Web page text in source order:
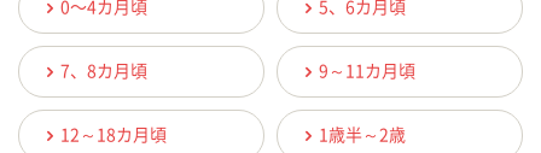
0〜4カ月頃 5、6カ月頃
7、8カ月頃 9～11カ月頃
12～18カ月頃 1歳半～2歳